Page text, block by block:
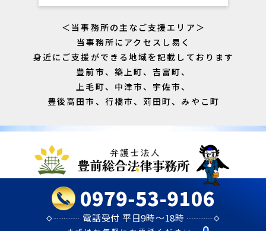
＜当事務所の主なご支援エリア＞
当事務所にアクセスし易く
身近にご支援ができる地域を記載しております
豊前市、築上町、吉富町、
上毛町、中津市、宇佐市、
豊後高田市、行橋市、苅田町、みやこ町
電話受付 平日9時～18時